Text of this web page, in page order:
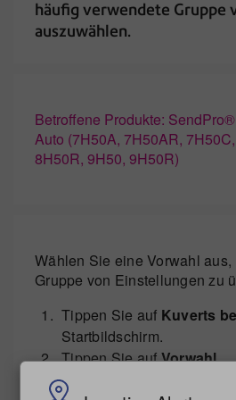
häufig verwendete Gruppe
auszuwählen.
Betroffene Produkte:
Auto (7H50A, 7H50AR,
8H50R, 9H50, 9H50R)
Wählen Sie eine Vorwahl
Gruppe von Einstellungen zu
Tippen Sie auf Kuverts
Startbildschirm.
Tippen Sie aufVorwahl.
Tippen Sie auf die